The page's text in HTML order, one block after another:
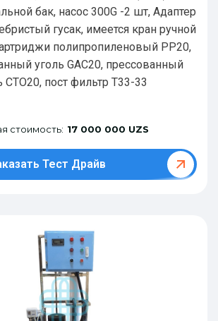
бак, насос 300G -2 шт, Адаптер
гусак, имеется кран ручной
полипропиленовый РР20,
уголь GAC20, прессованный
CTO20, пост фильтр T33-33
стоимость: 17 000 000 UZS
Тест Драйв